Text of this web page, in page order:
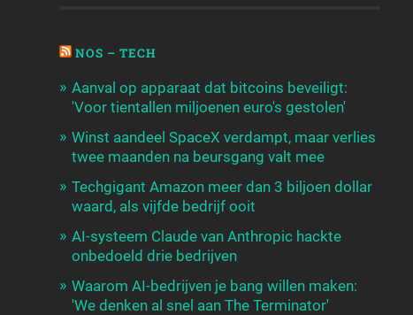
NOS – TECH
Aanval op apparaat dat bitcoins beveiligt:
'Voor tientallen miljoenen euro's gestolen'
Winst aandeel SpaceX verdampt, maar verlies
twee maanden na beursgang valt mee
Techgigant Amazon meer dan 3 biljoen dollar
waard, als vijfde bedrijf ooit
AI-systeem Claude van Anthropic hackte
onbedoeld drie bedrijven
Waarom AI-bedrijven je bang willen maken:
'We denken al snel aan The Terminator'